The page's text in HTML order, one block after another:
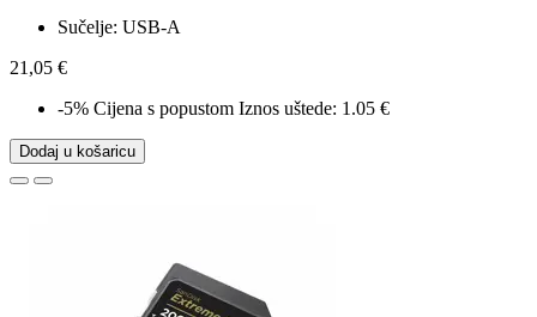
Sučelje: USB-A
21,05 €
-5% Cijena s popustom Iznos uštede: 1.05 €
Dodaj u košaricu